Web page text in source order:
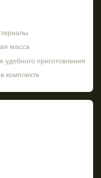
масса
удобного приготовления
комплекте